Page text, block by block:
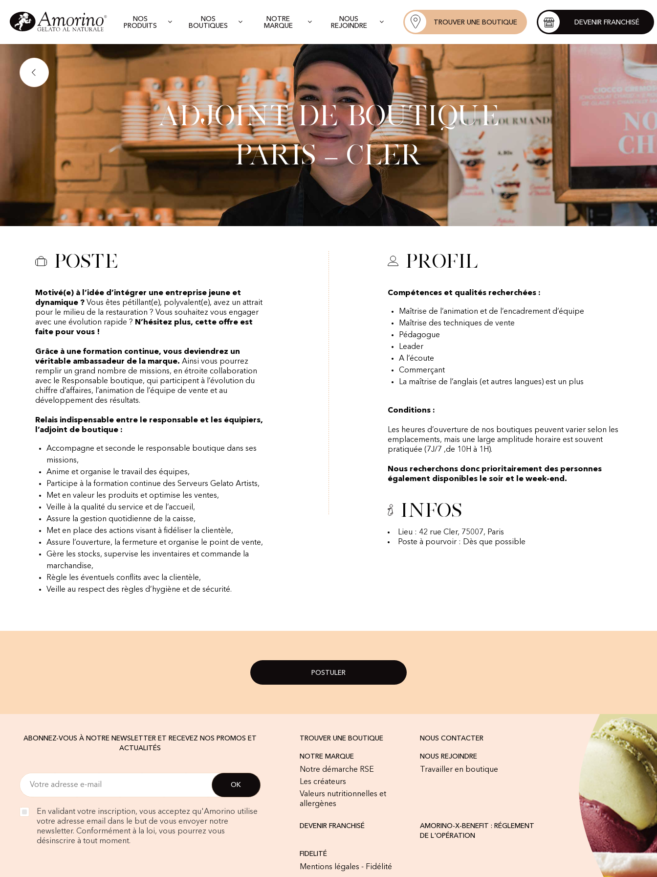
NOS
PRODUITS
NOS
BOUTIQUES
NOTRE
MARQUE
NOUS
REJOINDRE
TROUVER UNE BOUTIQUE DEVENIR FRANCHISÉ
Adjoint de Boutique
Paris – Cler
Poste
Motivé(e) à l’idée d’intégrer une entreprise jeune et
dynamique ? Vous êtes pétillant(e), polyvalent(e), avez un attrait
pour le milieu de la restauration ? Vous souhaitez vous engager
avec une évolution rapide ? N’hésitez plus, cette offre est
faite pour vous !
Grâce à une formation continue, vous deviendrez un
véritable ambassadeur de la marque. Ainsi vous pourrez
remplir un grand nombre de missions, en étroite collaboration
avec le Responsable boutique, qui participent à l’évolution du
chiffre d’affaires, l’animation de l’équipe de vente et au
développement des résultats.
Relais indispensable entre le responsable et les équipiers,
l’adjoint de boutique :
Accompagne et seconde le responsable boutique dans ses
missions,
Anime et organise le travail des équipes,
Participe à la formation continue des Serveurs Gelato Artists,
Met en valeur les produits et optimise les ventes,
Veille à la qualité du service et de l’accueil,
Assure la gestion quotidienne de la caisse,
Met en place des actions visant à fidéliser la clientèle,
Assure l’ouverture, la fermeture et organise le point de vente,
Gère les stocks, supervise les inventaires et commande la
marchandise,
Règle les éventuels conflits avec la clientèle,
Veille au respect des règles d’hygiène et de sécurité.
Profil
Compétences et qualités recherchées :
Maîtrise de l’animation et de l’encadrement d’équipe
Maîtrise des techniques de vente
Pédagogue
Leader
A l’écoute
Commerçant
La maîtrise de l’anglais (et autres langues) est un plus
Conditions :
Les heures d’ouverture de nos boutiques peuvent varier selon les
emplacements, mais une large amplitude horaire est souvent
pratiquée (7J/7 ,de 10H à 1H).
Nous recherchons donc prioritairement des personnes
également disponibles le soir et le week-end.
Infos
Lieu : 42 rue Cler, 75007, Paris
Poste à pourvoir : Dès que possible
POSTULER
ABONNEZ-VOUS À NOTRE NEWSLETTER ET RECEVEZ NOS PROMOS ET
ACTUALITÉS
En validant votre inscription, vous acceptez qu'Amorino utilise
votre adresse email dans le but de vous envoyer notre
newsletter. Conformément à la loi, vous pourrez vous
désinscrire à tout moment.
TROUVER UNE BOUTIQUE NOUS CONTACTER
NOTRE MARQUE
Notre démarche RSE
Les créateurs
Valeurs nutritionnelles et
allergènes
NOUS REJOINDRE
Travailler en boutique
DEVENIR FRANCHISÉ
AMORINO-X-BENEFIT : RÉGLEMENT
DE L'OPÉRATION
FIDELITÉ
Mentions légales - Fidélité